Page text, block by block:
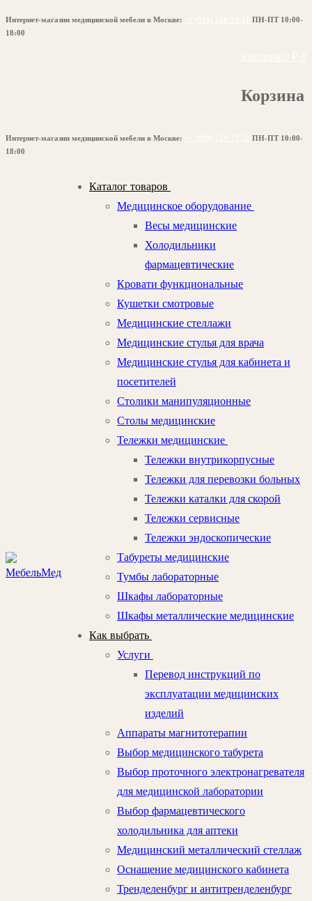
Перейти
к
Меню
Закрыть
Интернет-магазин медицинской мебели в Москве:
ПН-ПТ 10:00-
18:00
Корзина
Интернет-магазин медицинской мебели в Москве:
ПН-ПТ 10:00-
18:00
Каталог товаров
Медицинское оборудование
Весы медицинские
Холодильники
фармацевтические
Кровати функциональные
Кушетки смотровые
Медицинские стеллажи
Медицинские стулья для врача
Медицинские стулья для кабинета и
посетителей
Столики манипуляционные
Столы медицинские
Тележки медицинские
Тележки внутрикорпусные
Тележки для перевозки больных
Тележки каталки для скорой
Тележки сервисные
Тележки эндоскопические
Табуреты медицинские
Тумбы лабораторные
Шкафы лабораторные
Шкафы металлические медицинские
Как выбрать
Услуги
Перевод инструкций по
эксплуатации медицинских
изделий
Аппараты магнитотерапии
Выбор медицинского табурета
Выбор проточного электронагревателя
для медицинской лаборатории
Выбор фармацевтического
холодильника для аптеки
Медицинский металлический стеллаж
Оснащение медицинского кабинета
Тренделенбург и антитренделенбург